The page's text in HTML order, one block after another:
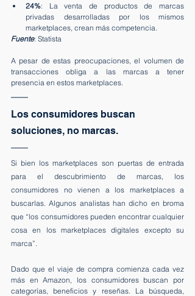
24%: La venta de productos de marcas
privadas desarrolladas por los mismos
marketplaces, crean más competencia.
Fuente: Statista
A pesar de estas preocupaciones, el volumen de
transacciones obliga a las marcas a tener
presencia en estos marketplaces.
Los consumidores buscan
soluciones, no marcas.
Si bien los marketplaces son puertas de entrada
para el descubrimiento de marcas, los
consumidores no vienen a los marketplaces a
buscarlas. Algunos analistas han dicho en broma
que “los consumidores pueden encontrar cualquier
cosa en los marketplaces digitales excepto su
marca”.
Dado que el viaje de compra comienza cada vez
más en Amazon, los consumidores buscan por
categorías, beneficios y reseñas. La búsqueda,